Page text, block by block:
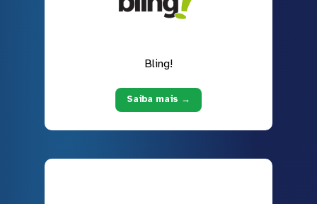
Bling!
Saiba mais →